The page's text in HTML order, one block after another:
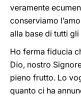
veramente
conserviamo
alla base di tutti
Ho ferma fiducia
Dio, nostro
pieno frutto. Lo
quanto ci ha